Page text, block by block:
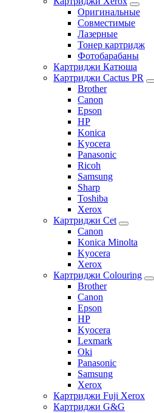
Оригинальные
Совместимые
Лазерные
Тонер картридж
Фотобарабаны
Картриджи Катюша
Картриджи Cactus PR
Brother
Canon
Epson
HP
Konica
Kyocera
Panasonic
Ricoh
Samsung
Sharp
Toshiba
Xerox
Картриджи Cet
Canon
Konica Minolta
Kyocera
Xerox
Картриджи Colouring
Brother
Canon
Epson
HP
Kyocera
Lexmark
Oki
Panasonic
Samsung
Xerox
Картриджи Fuji Xerox
Картриджи G&G